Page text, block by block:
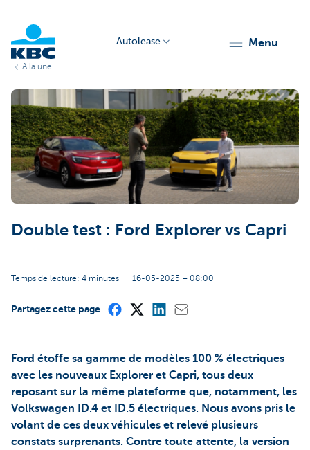
Autolease menu
A la une
Double test : Ford Explorer vs Capri
Temps de lecture: 4 minutes 16-05-2025 – 08:00
Partagez cette page
Ford étoffe sa gamme de modèles 100 % électriques
avec les nouveaux Explorer et Capri, tous deux
reposant sur la même plateforme que, notamment, les
Volkswagen ID.4 et ID.5 électriques. Nous avons pris le
volant de ces deux véhicules et relevé plusieurs
constats surprenants. Contre toute attente, la version